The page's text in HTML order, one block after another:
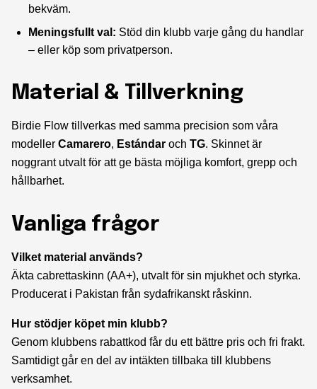
bekväm.
Meningsfullt val: Stöd din klubb varje gång du handlar
– eller köp som privatperson.
Material & Tillverkning
Birdie Flow tillverkas med samma precision som våra
modeller Camarero, Estándar och TG. Skinnet är
noggrant utvalt för att ge bästa möjliga komfort, grepp och
hållbarhet.
Vanliga frågor
Vilket material används?
Äkta cabrettaskinn (AA+), utvalt för sin mjukhet och styrka.
Producerat i Pakistan från sydafrikanskt råskinn.
Hur stödjer köpet min klubb?
Genom klubbens rabattkod får du ett bättre pris och fri frakt.
Samtidigt går en del av intäkten tillbaka till klubbens
verksamhet.